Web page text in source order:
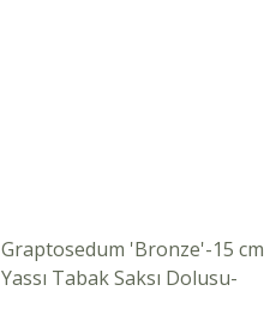
Graptosedum 'Bronze'-15 cm
Yassı Tabak Saksı Dolusu-